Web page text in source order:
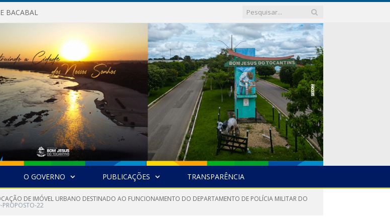
BACABAL
O GOVERNO PUBLICAÇÕES TRANSPARÊNCIA
DE IMÓVEL URBANO DESTINADO AO FUNCIONAMENTO DO DEPARTAMENTO DE POLÍCIA MILITAR DO
PROPOSTO-22